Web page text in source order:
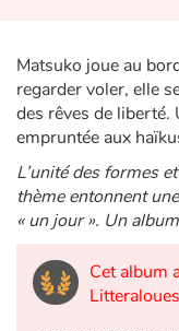
Voyage, épopée,
Autour du monde
Apprentissage
Art, espace, activité
Documentaires
Matsuko joue au
regarder voler, elle
des rêves de
empruntée aux
L’unité des formes
thème entonnent
« un jour ». Un
Cet album